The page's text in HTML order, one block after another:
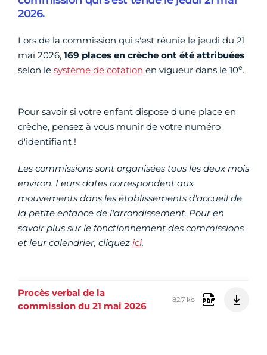
2026.
Lors de la commission qui s'est réunie le jeudi du 21
mai 2026, 169 places en crèche ont été attribuées
selon le système de cotation en vigueur dans le 10e.
Pour savoir si votre enfant dispose d'une place en
crèche, pensez à vous munir de votre numéro
d'identifiant !
Les commissions sont organisées tous les deux mois
environ. Leurs dates correspondent aux
mouvements dans les établissements d'accueil de
la petite enfance de l'arrondissement. Pour en
savoir plus sur le fonctionnement des commissions
et leur calendrier, cliquez ici.
Procès verbal de la
commission du 21 mai 2026
82,7 ko